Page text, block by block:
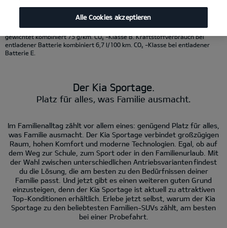
212 kW (288 PS): Kraftstoffverbrauch gewichtet kombiniert 3,3 l/100 km;
Stromverbrauch gewichtet kombiniert 11,1 kWh/100 km; CO -Emissionen
gewichtet kombiniert 75 g/km. CO2-Klasse B. Kraftstoffverbrauch bei
entladener Batterie kombiniert 6,7 l/100 km. CO2
-Klasse bei entladener
Batterie E.
Der Kia Sportage.
Platz für alles, was Familie ausmacht.
Im Familienalltag zählt vor allem eines: genügend Platz für alles,
was Familie ausmacht. Der Kia Sportage verbindet großzügigen
Raum, hohen Komfort und moderne Technologien. Egal, ob auf
dem Weg zur Schule, zum Sport oder in den Familienurlaub. Mit
der Wahl zwischen unterschiedlichen Antriebsvarianten findest
du die Lösung, die am besten zu den Bedürfnissen deiner
Familie passt. Und jetzt gibt es einen weiteren guten Grund
einzusteigen, denn der Kia Sportage ist aktuell zu attraktiven
Top-Konditionen erhältlich. Erlebe jetzt selbst, warum der Kia
Sportage zu den beliebtesten Familien-SUVs zählt, am besten
bei einer Probefahrt.
Alle Cookies akzeptieren